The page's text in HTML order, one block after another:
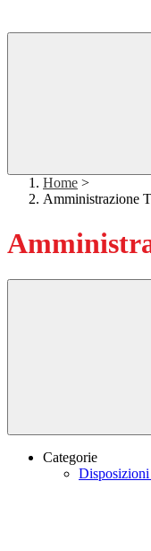
Home >
Amministrazione
Categorie
Disposizioni